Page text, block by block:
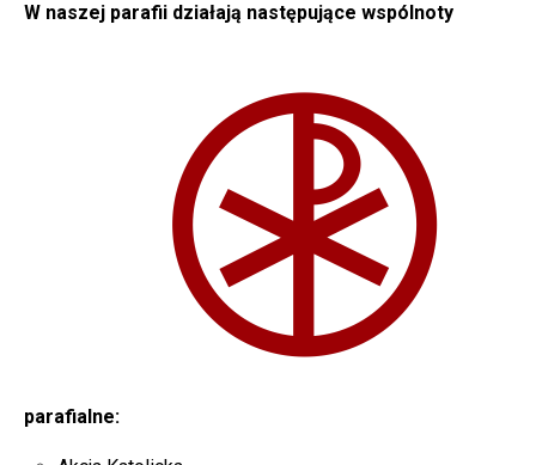
W naszej parafii działają następujące wspólnoty
parafialne: